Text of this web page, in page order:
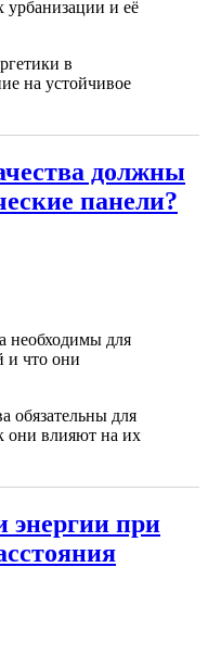
в
на устойчивое
должны
панели?
обязательны для
они влияют на их
энергии при